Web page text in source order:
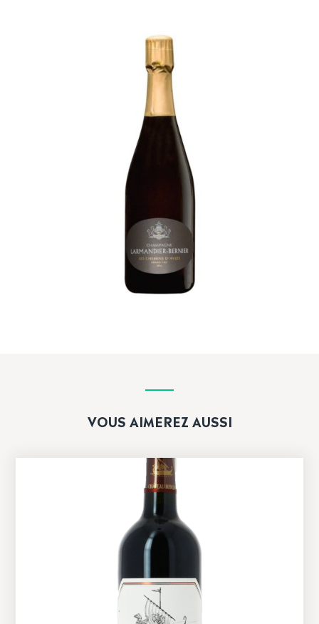
VOUS AIMEREZ AUSSI